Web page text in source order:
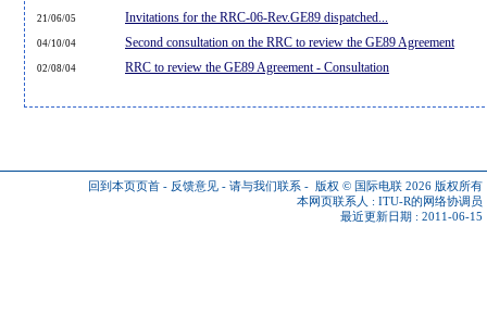
21/06/05 Invitations for the RRC-06-Rev.GE89 dispatched...
04/10/04 Second consultation on the RRC to review the GE89 Agreement
02/08/04 RRC to review the GE89 Agreement - Consultation
回到本页页首 - 反馈意见 - 请与我们联系 - 版权 © 国际电联 2026 版权所有
本网页联系人 : ITU-R的网络协调员
最近更新日期 : 2011-06-15